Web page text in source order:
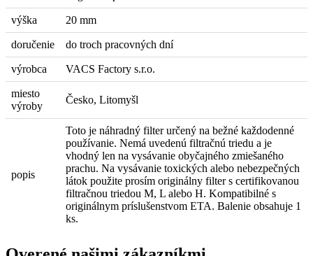
výška 20 mm
doručenie do troch pracovných dní
výrobca VACS Factory s.r.o.
miesto
výroby
Česko, Litomyšl
popis
Toto je náhradný filter určený na bežné každodenné
používanie. Nemá uvedenú filtračnú triedu a je
vhodný len na vysávanie obyčajného zmiešaného
prachu. Na vysávanie toxických alebo nebezpečných
látok použite prosím originálny filter s certifikovanou
filtračnou triedou M, L alebo H. Kompatibilné s
originálnym príslušenstvom ETA. Balenie obsahuje 1
ks.